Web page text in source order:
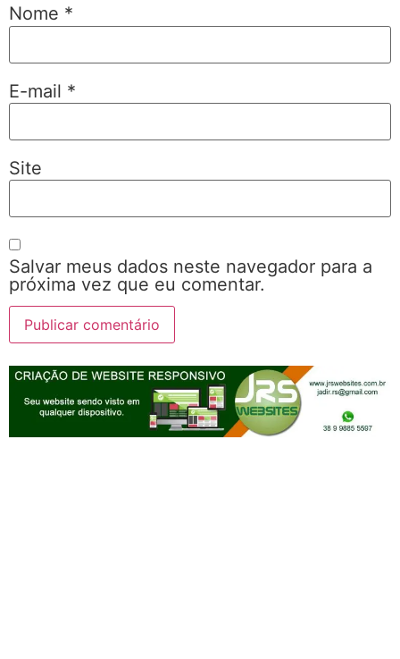
Nome *
E-mail *
Site
Salvar meus dados neste navegador para a
próxima vez que eu comentar.